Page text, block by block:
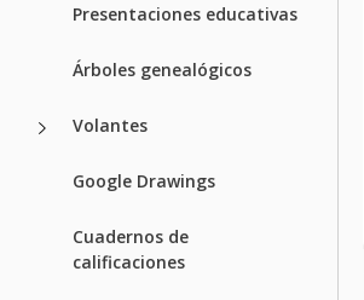
Presentaciones educativas
Árboles genealógicos
Volantes
Google Drawings
Cuadernos de
calificaciones